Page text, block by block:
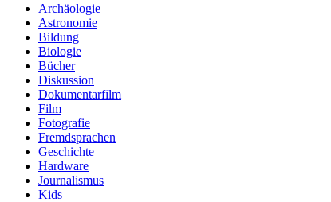
Archäologie
Astronomie
Bildung
Biologie
Bücher
Diskussion
Dokumentarfilm
Film
Fotografie
Fremdsprachen
Geschichte
Hardware
Journalismus
Kids